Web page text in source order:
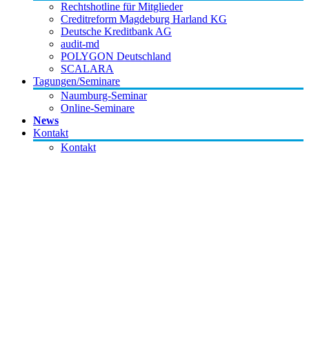
Rechtshotline für Mitglieder
Creditreform Magdeburg Harland KG
Deutsche Kreditbank AG
audit-md
POLYGON Deutschland
SCALARA
Tagungen/Seminare
Naumburg-Seminar
Online-Seminare
News
Kontakt
Kontakt